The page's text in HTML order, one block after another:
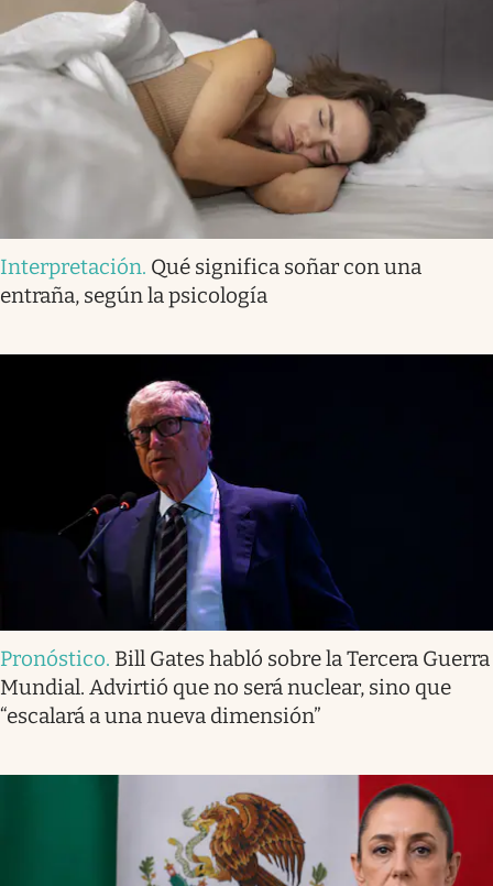
Interpretación. Qué significa soñar con una
entraña, según la psicología
Pronóstico. Bill Gates habló sobre la Tercera Guerra
Mundial. Advirtió que no será nuclear, sino que
“escalará a una nueva dimensión”